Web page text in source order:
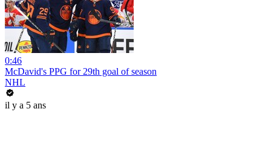
0:46
McDavid's PPG for 29th goal of season
NHL
il y a 5 ans